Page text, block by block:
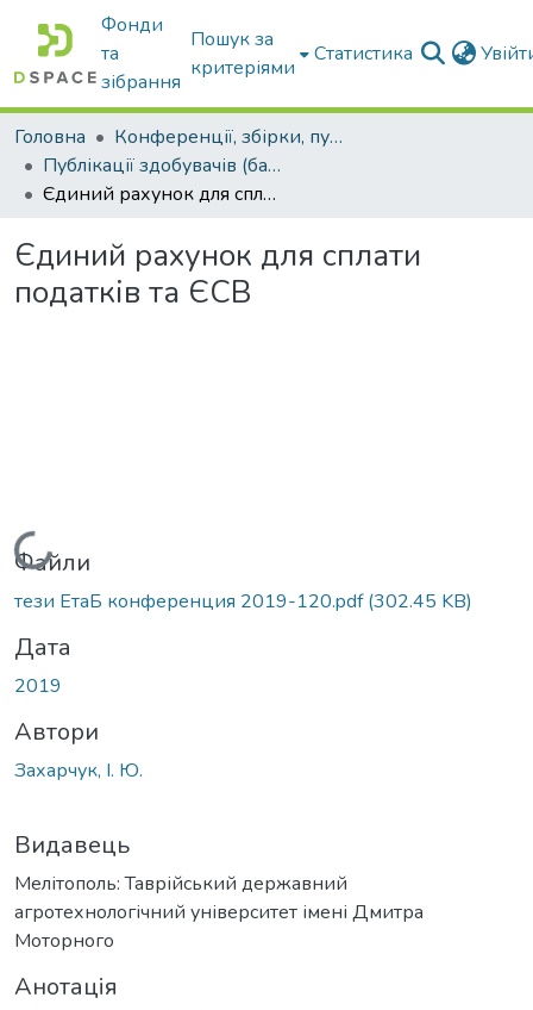
Фонди
та
зібрання
Пошук за
критеріями
Статистика
Головна
Конференції, збірки, публікації молодих вчених і здобувачів : магістрів, бакалаврів, аспірантів.
Публікації здобувачів (бакалаврів. магістрів, аспірантів)
Єдиний рахунок для сплати податків та ЄСВ
Єдиний рахунок для сплати
податків та ЄСВ
Вантажиться...
Файли
тези ЕтаБ конференция 2019-120.pdf(302.45 KB)
Дата
2019
Автори
Захарчук, І. Ю.
Видавець
Мелітополь: Таврійський державний
агротехнологічний університет імені Дмитра
Моторного
Анотація